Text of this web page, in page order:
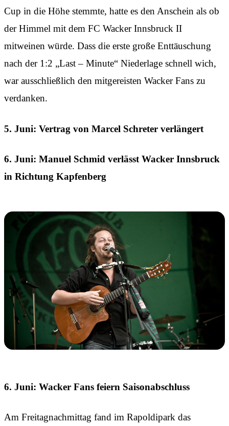
Cup in die Höhe stemmte, hatte es den Anschein als ob
der Himmel mit dem FC Wacker Innsbruck II
mitweinen würde. Dass die erste große Enttäuschung
nach der 1:2 „Last – Minute“ Niederlage schnell wich,
war ausschließlich den mitgereisten Wacker Fans zu
verdanken.
5. Juni: Vertrag von Marcel Schreter verlängert
6. Juni: Manuel Schmid verlässt Wacker Innsbruck
in Richtung Kapfenberg
6. Juni: Wacker Fans feiern Saisonabschluss
Am Freitagnachmittag fand im Rapoldipark das